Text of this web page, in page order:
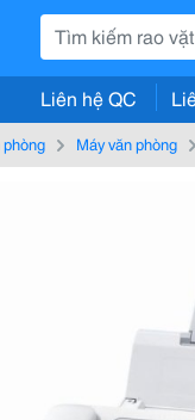
Liên hệ QC
Máy văn phòng